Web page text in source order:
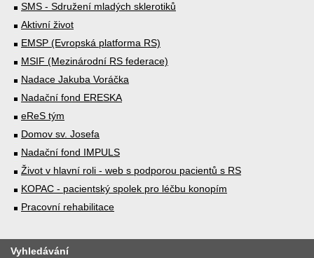
SMS - Sdružení mladých sklerotiků
Aktivní život
EMSP (Evropská platforma RS)
MSIF (Mezinárodní RS federace)
Nadace Jakuba Voráčka
Nadační fond ERESKA
eReS tým
Domov sv. Josefa
Nadační fond IMPULS
Život v hlavní roli - web s podporou pacientů s RS
KOPAC - pacientský spolek pro léčbu konopím
Pracovní rehabilitace
Vyhledávání